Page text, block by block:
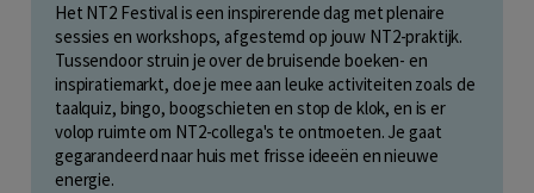
Het NT2 Festival is een inspirerende dag met plenaire
sessies en workshops, afgestemd op jouw NT2-praktijk.
Tussendoor struin je over de bruisende boeken- en
inspiratiemarkt, doe je mee aan leuke activiteiten zoals de
taalquiz, bingo, boogschieten en stop de klok, en is er
volop ruimte om NT2-collega's te ontmoeten. Je gaat
gegarandeerd naar huis met frisse ideeën en nieuwe
energie.